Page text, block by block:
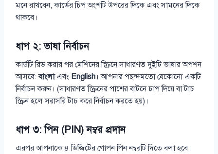
মনে রাখবেন, কার্ডের চিপ অংশটি উপরের দিকে এবং সামনের দিকে
থাকবে।
ধাপ ২: ভাষা নির্বাচন
কার্ডটি রিড করার পর মেশিনের স্ক্রিনে সাধারণত দুইটি ভাষার অপশন
আসবে:বাংলাএবং English । আপনার পছন্দমতো যেকোনো একটি
নির্বাচন করুন। (সাধারণত স্ক্রিনের পাশের বাটনে চাপ দিয়ে বা টাচ
স্ক্রিন হলে সরাসরি টাচ করে নির্বাচন করতে হয়)।
ধাপ ৩: পিন (PIN) নম্বর প্রদান
এরপর আপনাকে ৪ ডিজিটের গোপন পিন নম্বরটি দিতে বলা হবে।